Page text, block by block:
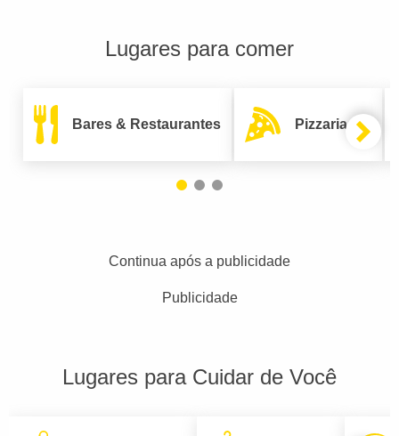
Lugares para comer
Bares & Restaurantes Pizzarias
Continua após a publicidade
Publicidade
Lugares para Cuidar de Você